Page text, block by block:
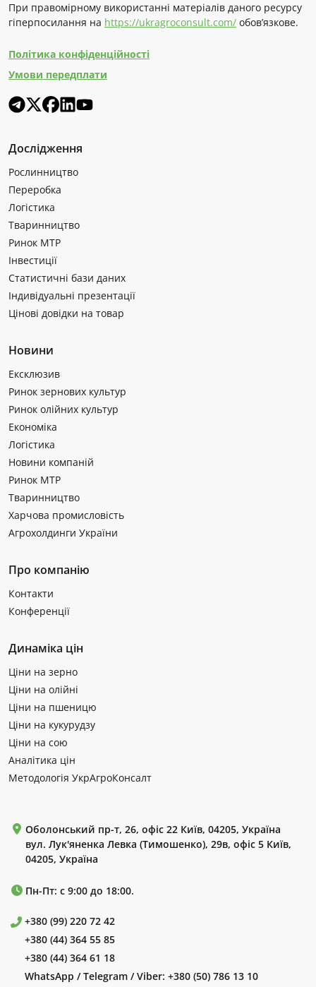
При правомірному використанні матеріалів даного ресурсу
гіперпосилання на https://ukragroconsult.com/ обов’язкове.
Політика конфіденційності
Умови передплати
Дослідження
Рослинництво
Переробка
Логістика
Тваринництво
Ринок МТР
Інвестиції
Статистичні бази даних
Індивідуальні презентації
Цінові довідки на товар
Новини
Ексклюзив
Ринок зернових культур
Ринок олійних культур
Економіка
Логістика
Новини компаній
Ринок МТР
Тваринництво
Харчова промисловість
Агрохолдинги України
Про компанію
Контакти
Конференції
Динаміка цін
Ціни на зерно
Ціни на олійні
Ціни на пшеницю
Ціни на кукурудзу
Ціни на сою
Аналітика цін
Методологія УкрАгроКонсалт
Оболонський пр-т, 26, офіс 22 Київ, 04205, Україна
вул. Лук'яненка Левка (Тимошенко), 29в, офіс 5 Київ,
04205, Україна
Пн-Пт: с 9:00 до 18:00.
+380 (99) 220 72 42
+380 (44) 364 55 85
+380 (44) 364 61 18
WhatsApp / Telegram / Viber: +380 (50) 786 13 10